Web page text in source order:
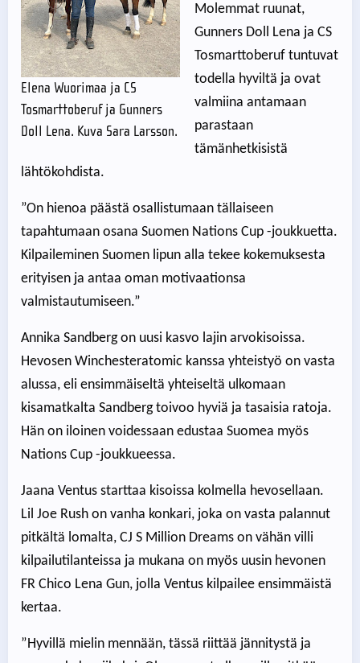
Elena Wuorimaa ja CS
Tosmarttoberuf ja Gunners
Doll Lena. Kuva Sara Larsson.
Molemmat ruunat,
Gunners Doll Lena ja CS
Tosmarttoberuf tuntuvat
todella hyviltä ja ovat
valmiina antamaan
parastaan
tämänhetkisistä
lähtökohdista.
”On hienoa päästä osallistumaan tällaiseen
tapahtumaan osana Suomen Nations Cup -joukkuetta.
Kilpaileminen Suomen lipun alla tekee kokemuksesta
erityisen ja antaa oman motivaationsa
valmistautumiseen.”
Annika Sandberg on uusi kasvo lajin arvokisoissa.
Hevosen Winchesteratomic kanssa yhteistyö on vasta
alussa, eli ensimmäiseltä yhteiseltä ulkomaan
kisamatkalta Sandberg toivoo hyviä ja tasaisia ratoja.
Hän on iloinen voidessaan edustaa Suomea myös
Nations Cup -joukkueessa.
Jaana Ventus starttaa kisoissa kolmella hevosellaan.
Lil Joe Rush on vanha konkari, joka on vasta palannut
pitkältä lomalta, CJ S Million Dreams on vähän villi
kilpailutilanteissa ja mukana on myös uusin hevonen
FR Chico Lena Gun, jolla Ventus kilpailee ensimmäistä
kertaa.
”Hyvillä mielin mennään, tässä riittää jännitystä ja